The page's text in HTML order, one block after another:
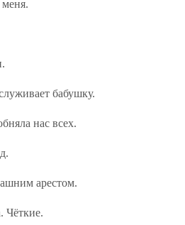
бабушку.
нас всех.
арестом.
Чёткие.